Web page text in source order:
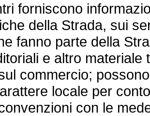
forniscono
della Strada, sui
fanno parte della
e altro
commercio;
locale per
con le